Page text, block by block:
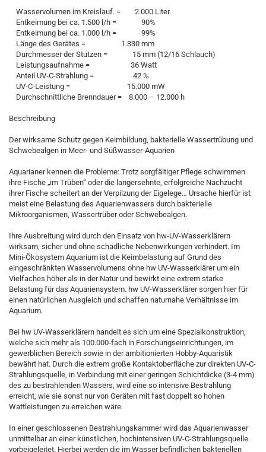
Wasservolumen im Kreislauf. = 2.000 Liter
Entkeimung bei ca. 1.500 l/h = 90%
Entkeimung bei ca. 1.000 l/h = 99%
Länge des Gerätes = 1.330 mm
Durchmesser der Stutzen = 15 mm (12/16 Schlauch)
Leistungsaufnahme = 36 Watt
Anteil UV-C-Strahlung = 42 %
UV-C-Leistung = 15.000 mW
Durchschnittliche Brenndauer = 8.000 – 12.000 h
Beschreibung
Der wirksame Schutz gegen Keimbildung, bakterielle Wassertrübung und
Schwebealgen in Meer- und Süßwasser-Aquarien
Aquarianer kennen die Probleme: Trotz sorgfältiger Pflege schwimmen
ihre Fische „im Trüben“ oder die langersehnte, erfolgreiche Nachzucht
ihrer Fische scheitert an der Verpilzung der Eigelege… Ursache hierfür ist
meist eine Belastung des Aquarienwassers durch bakterielle
Mikroorganismen, Wassertrüber oder Schwebealgen.
Ihre Ausbreitung wird durch den Einsatz von hw-UV-Wasserklärern
wirksam, sicher und ohne schädliche Nebenwirkungen verhindert. Im
Mini-Ökosystem Aquarium ist die Keimbelastung auf Grund des
eingeschränkten Wasservolumens ohne hw UV-Wasserklärer um ein
Vielfaches höher als in der Natur und bewirkt eine extrem starke
Belastung für das Aquariensystem. hw UV-Wasserklärer sorgen hier für
einen natürlichen Ausgleich und schaffen naturnahe Verhältnisse im
Aquarium.
Bei hw UV-Wasserklärern handelt es sich um eine Spezialkonstruktion,
welche sich mehr als 100.000-fach in Forschungseinrichtungen, im
gewerblichen Bereich sowie in der ambitionierten Hobby-Aquaristik
bewährt hat. Durch die extrem große Kontaktoberfläche zur direkten UV-C-
Strahlungsquelle, in Verbindung mit einer geringen Schichtdicke (3-4 mm)
des zu bestrahlenden Wassers, wird eine so intensive Bestrahlung
erreicht, wie sie sonst nur von Geräten mit fast doppelt so hohen
Wattleistungen zu erreichen wäre.
In einer geschlossenen Bestrahlungskammer wird das Aquarienwasser
unmittelbar an einer künstlichen, hochintensiven UV-C-Strahlungsquelle
vorbeigeleitet. Hierbei werden die im Wasser befindlichen bakteriellen